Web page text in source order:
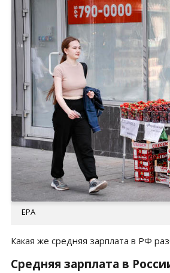
EPA
Какая же средняя зарплата в РФ
Средняя зарплата в